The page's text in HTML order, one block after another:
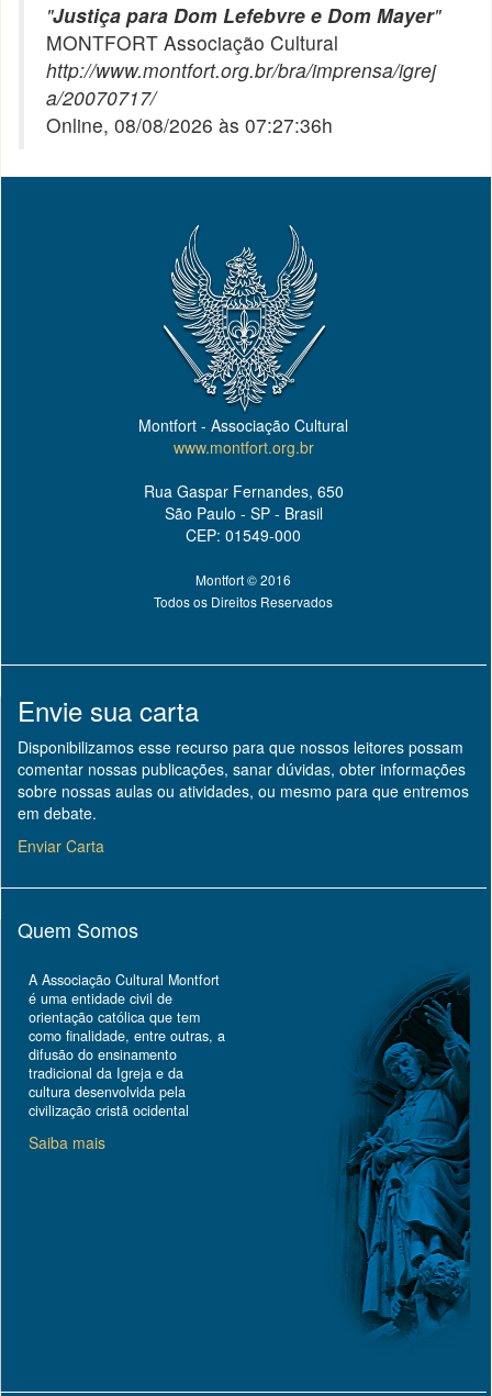
"Justiça para Dom Lefebvre e Dom Mayer"
MONTFORT Associação Cultural
http://www.montfort.org.br/bra/imprensa/igrej
a/20070717/
Online, 08/08/2026 às 07:27:36h
Montfort - Associação Cultural
www.montfort.org.br
Rua Gaspar Fernandes, 650
São Paulo - SP - Brasil
CEP: 01549-000
Montfort © 2016
Todos os Direitos Reservados
Envie sua carta
Disponibilizamos esse recurso para que nossos leitores possam
comentar nossas publicações, sanar dúvidas, obter informações
sobre nossas aulas ou atividades, ou mesmo para que entremos
em debate.
Enviar Carta
Quem Somos
A Associação Cultural Montfort
é uma entidade civil de
orientação católica que tem
como finalidade, entre outras, a
difusão do ensinamento
tradicional da Igreja e da
cultura desenvolvida pela
civilização cristã ocidental
Saiba mais